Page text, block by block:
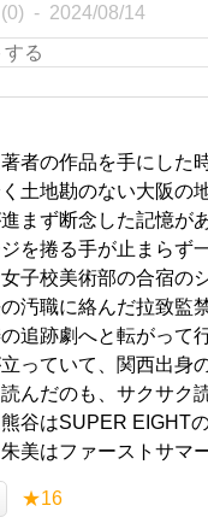
2024/08/14
者の作品を手にした
土地勘のない大阪の
まず断念した記憶が
を捲る手が止まらず
子校美術部の合宿の
汚職に絡んだ拉致監
追跡劇へと転がって
っていて、関西出身
んだのも、サクサク
谷はSUPER EIGHT
美はファーストサマ
★16